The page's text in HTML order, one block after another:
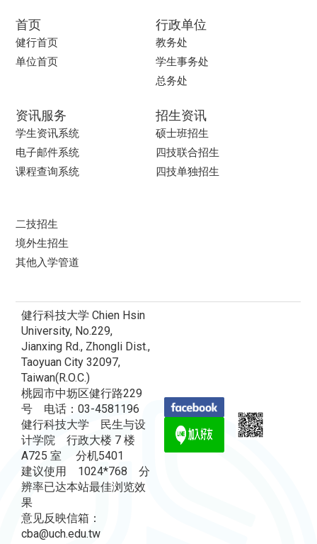
首页
健行首页
单位首页
行政单位
教务处
学生事务处
总务处
资讯服务
学生资讯系统
电子邮件系统
课程查询系统
招生资讯
硕士班招生
四技联合招生
四技单独招生
二技招生
境外生招生
其他入学管道
健行科技大学 Chien Hsin
University, No.229,
Jianxing Rd., Zhongli Dist.,
Taoyuan City 32097,
Taiwan(R.O.C.)
桃园市中坜区健行路229
号 电话：03-4581196
健行科技大学 民生与设
计学院 行政大楼 7 楼
A725 室 分机5401
建议使用 1024*768 分
辨率已达本站最佳浏览效
果
意见反映信箱：
cba@uch.edu.tw